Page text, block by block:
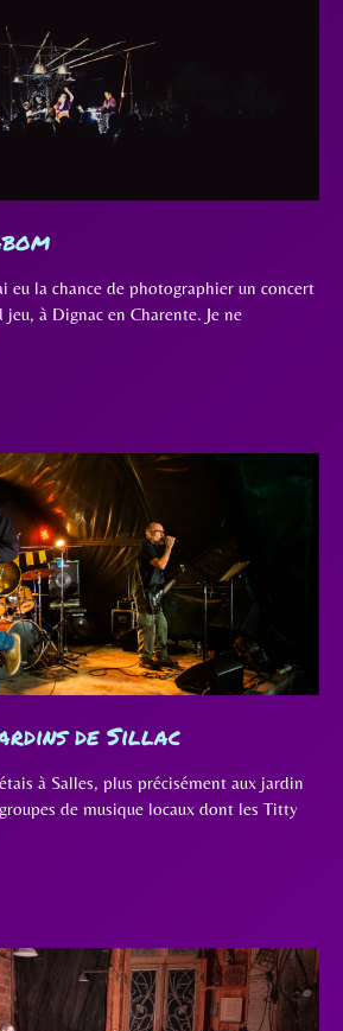
eu la chance de photographier un concert
à Dignac en Charente. Je ne
de Sillac
à Salles, plus précisément aux jardin
de musique locaux dont les Titty